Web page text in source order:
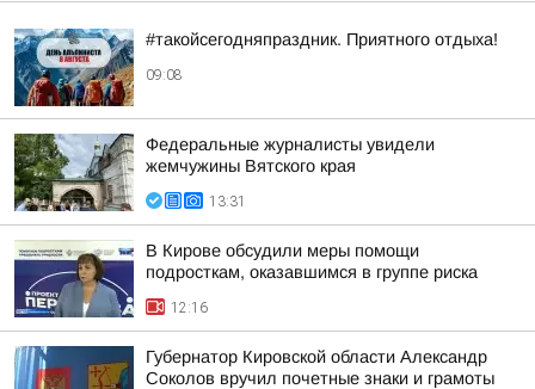
#такойсегодняпраздник. Приятного отдыха!
09:08
Федеральные журналисты увидели
жемчужины Вятского края
13:31
В Кирове обсудили меры помощи
подросткам, оказавшимся в группе риска
12:16
Губернатор Кировской области Александр
Соколов вручил почетные знаки и грамоты